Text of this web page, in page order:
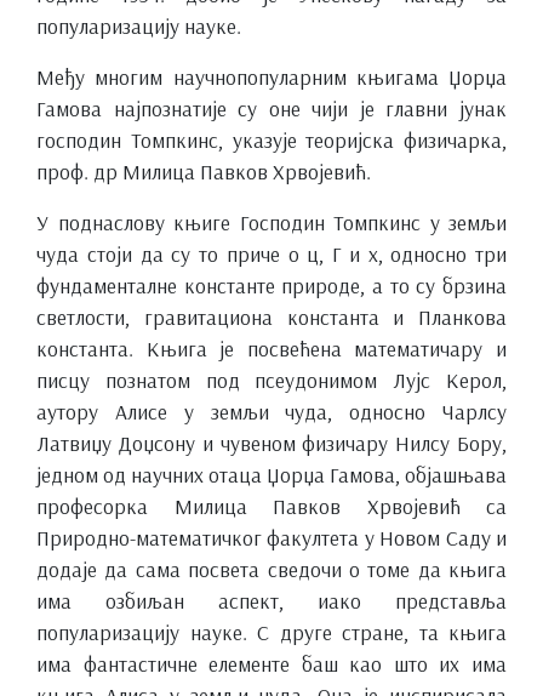
популаризацију науке.
Међу многим научнопопуларним књигама Џорџа
Гамова најпознатије су оне чији је главни јунак
господин Томпкинс, указује теоријска физичарка,
проф. др Милица Павков Хрвојевић.
У поднаслову књиге Господин Томпкинс у земљи
чуда стоји да су то приче о ц, Г и х, односно три
фундаменталне константе природе, а то су брзина
светлости, гравитациона константа и Планкова
константа. Књига је посвећена математичару и
писцу познатом под псеудонимом Лујс Керол,
аутору Алисе у земљи чуда, односно Чарлсу
Латвиџу Доџсону и чувеном физичару Нилсу Бору,
једном од научних отаца Џорџа Гамова, објашњава
професорка Милица Павков Хрвојевић са
Природно-математичког факултета у Новом Саду и
додаје да сама посвета сведочи о томе да књига
има озбиљан аспект, иако представља
популаризацију науке. С друге стране, та књига
има фантастичне елементе баш као што их има